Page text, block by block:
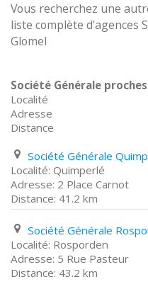
Vous recherchez une
liste complète d'agences
Glomel
Société Générale
Localité
Adresse
Distance
Quimperlé
2 Place Carnot
41.2 km
Rosporden
5 Rue Pasteur
43.2 km